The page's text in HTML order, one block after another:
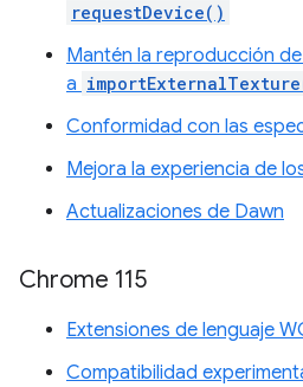
requestDevice()
Mantén la reproducción
a
Conformidad con las
Mejora la experiencia de
Actualizaciones de Dawn
Chrome 115
Extensiones de lenguaje
Compatibilidad